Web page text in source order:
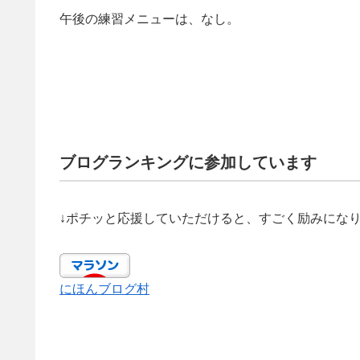
午後の練習メニューは、なし。
ブログランキングに参加しています
↓ポチッと応援していただけると、すごく励みにな
にほんブログ村